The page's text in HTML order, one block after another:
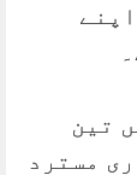
تین
مسترد